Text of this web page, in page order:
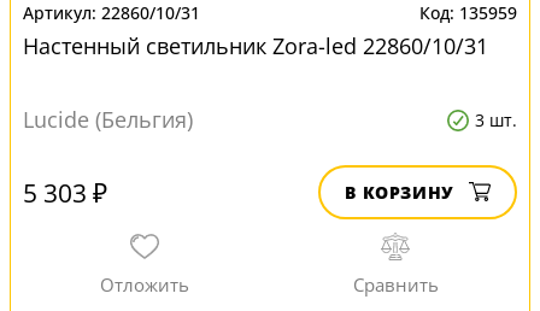
22860/10/31 135959
Настенный светильник Zora-led 22860/10/31
Lucide (Бельгия) 3 шт.
5 303 ₽ В КОРЗИНУ